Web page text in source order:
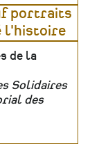
portraits
l'histoire
de la
Solidaires
des